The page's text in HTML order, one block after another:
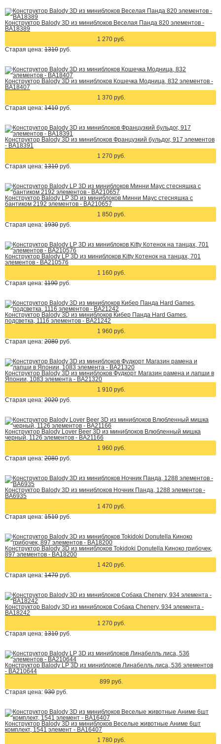
Конструктор Balody 3D из миниблоков Веселая Панда 820 элементов -
BA18389
1 270 руб.
Старая цена: 1310 руб.
Конструктор Balody 3D из миниблоков Кошечка Модница, 832 элементов -
BA18407
1 370 руб.
Старая цена: 1410 руб.
Конструктор Balody 3D из миниблоков Французкий бульдог, 917 элементов
- BA18391
1 270 руб.
Старая цена: 1310 руб.
Конструктор Balody LP 3D из миниблоков Минни Маус стесняшка с
бантиком 2192 элементов - BA210657
1 850 руб.
Старая цена: 1930 руб.
Конструктор Balody LP 3D из миниблоков Kitty Котенок на танцах, 701
элементов - BA210576
1 160 руб.
Старая цена: 1190 руб.
Конструктор Balody 3D из миниблоков Кибер Панда Hard Games,
подсветка, 1116 элементов - BA21242
1 960 руб.
Старая цена: 2080 руб.
Конструктор Balody 3D из миниблоков Фудкорт Магазин рамена и лапши в
Японии, 1083 элемента - BA21320
1 910 руб.
Старая цена: 2020 руб.
Конструктор Balody Lover Beer 3D из миниблоков Влюбленный мишка
черный, 1126 элементов - BA21166
1 960 руб.
Старая цена: 2080 руб.
Конструктор Balody 3D из миниблоков Ночник Панда, 1288 элементов -
BA6935
1 470 руб.
Старая цена: 1510 руб.
Конструктор Balody 3D из миниблоков Tokidoki Donutella Киноко грибочек,
897 элементов - BA18200
1 420 руб.
Старая цена: 1470 руб.
Конструктор Balody 3D из миниблоков Собака Chenery, 934 элемента -
BA18242
1 270 руб.
Старая цена: 1310 руб.
Конструктор Balody LP 3D из миниблоков Линабелль лиса, 536 элементов
- BA210644
899 руб.
Старая цена: 930 руб.
Конструктор Balody 3D из миниблоков Веселые животные Аниме 6шт
комплект, 1541 элемент - BA16407
1 780 руб.